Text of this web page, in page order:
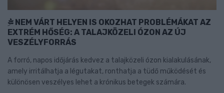
NEM VÁRT HELYEN IS OKOZHAT PROBLÉMÁKAT AZ
EXTRÉM HŐSÉG: A TALAJKÖZELI ÓZON AZ ÚJ
VESZÉLYFORRÁS
A forró, napos időjárás kedvez a talajközeli ózon kialakulásának,
amely irritálhatja a légutakat, ronthatja a tüdő működését és
különösen veszélyes lehet a krónikus betegek számára.